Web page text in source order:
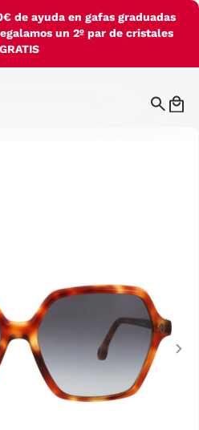
de ayuda en gafas graduadas
un 2º par de cristales
GRATIS